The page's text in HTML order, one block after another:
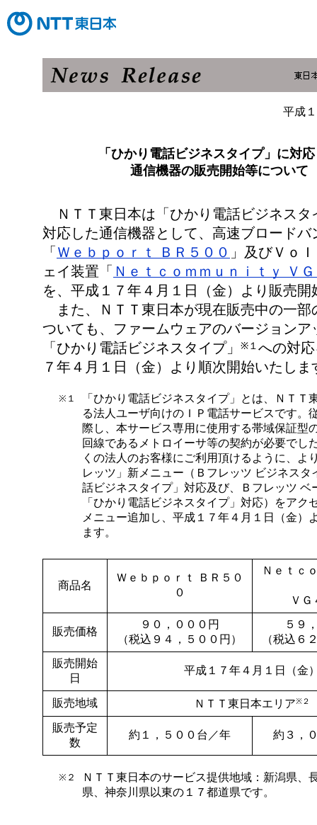
平成
「ひかり電話ビジネスタイプ」に対
通信機器の販売開始等について
ＮＴＴ東日本は「ひかり電話ビジネスタ
対応した通信機器として、高速ブロードバ
「 Ｗｅｂｐｏｒｔ ＢＲ５００ 」及びＶｏ
ェイ装置「 Ｎｅｔｃｏｍｍｕｎｉｔｙ Ｖ
を、平成１７年４月１日（金）より販売開
また、ＮＴＴ東日本が現在販売中の一部
ついても、ファームウェアのバージョンア
「ひかり電話ビジネスタイプ」
※１ への対
７年４月１日（金）より順次開始いたしま
※１
「ひかり電話ビジネスタイプ」とは、ＮＴＴ
る法人ユーザ向けのＩＰ電話サービスです。
際し、本サービス専用に使用する帯域保証型
回線であるメトロイーサ等の契約が必要でし
くの法人のお客様にご利用頂けるように、よ
レッツ」新メニュー（Ｂフレッツ ビジネスタ
話ビジネスタイプ」対応及び、Ｂフレッツ ベ
「ひかり電話ビジネスタイプ」対応）をアク
メニュー追加し、平成１７年４月１日（金）
ます。
商品名
Ｗｅｂｐｏｒｔ ＢＲ５０
０
Ｎｅｔｃ
ＶＧ
販売価格
９０，０００円
（税込９４，５００円）
５９
（税込６
販売開始
日
平成１７年４月１日（金
販売地域 ＮＴＴ東日本エリア※２
販売予定
数
約１，５００台／年 約３，
※２
ＮＴＴ東日本のサービス提供地域：新潟県、
県、神奈川県以東の１７都道県です。